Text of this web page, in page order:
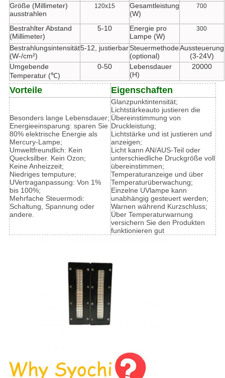
Größe (Millimeter)
ausstrahlen
120x15
Gesamtleistung
(W)
700
Bestrahlter Abstand
(Millimeter)
5-10
Energie pro
Lampe (W)
300
Bestrahlungsintensität
(W-/cm²)
5-12, justierbarSteuermethode
(optional)
Aussteuerung
(3-24V)
Umgebende
Temperatur (℃)
0-50
Lebensdauer
(H)
20000
Vorteile Eigenschaften
Besonders lange Lebensdauer;
Energieeinsparung: sparen Sie
80% elektrische Energie als
Mercury-Lampe;
Umweltfreundlich: Kein
Quecksilber. Kein Ozon;
Keine Anheizzeit;
Niedriges temputure;
UVertraganpassung: Von 1%
bis 100%;
Mehrfache Steuermodi:
Schaltung, Spannung oder
andere.
Glanzpunktintensität;
Lichtstärkeauto justieren die
Übereinstimmung von
Druckleistung;
Lichtstärke und ist justieren und
anzeigen;
Licht kann AN/AUS-Teil oder
unterschiedliche Druckgröße voll
übereinstimmen;
Temperaturanzeige und über
Temperaturüberwachung;
Einzelne UVlampe kann
unabhängig gesteuert werden;
Warnen während Kurzschluss;
Über Temperaturwarnung
versichern Sie den Produkten
funktionieren gut